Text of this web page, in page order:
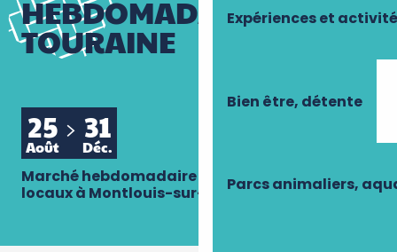
Expériences et
Bien être, détente
Parcs animaliers,
HEBDOMADAIRES DE
TOURAINE
25
Août
31
Déc.
Marché hebdomadaire des producteurs
locaux à Montlouis-sur-Loire